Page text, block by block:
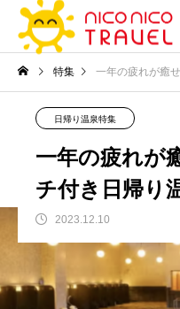
特集 一年の疲れが癒せ
日帰り温泉特集
一年の疲れが
チ付き日帰り
2023.12.10